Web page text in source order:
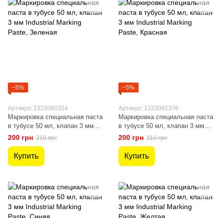
−5%
Артикул: 1323080354
Маркировка специальная паста
в тубусе 50 мл, клапан 3 мм
Industrial Marking Paste,
Зеленая
200 грн 210 грн
Купить
−5%
Артикул: 1323082376
Маркировка специальная паста
в тубусе 50 мл, клапан 3 мм
Industrial Marking Paste,
Красная
200 грн 210 грн
Купить